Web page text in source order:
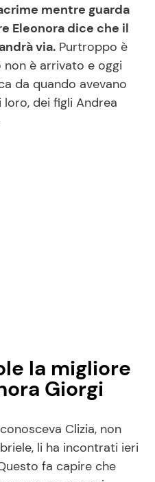
mentre guarda
Eleonora dice che il
via. Purtroppo è
è arrivato e oggi
da quando avevano
loro, dei figli Andrea
la migliore
Giorgi
Clizia, non
li ha incontrati ieri
fa capire che